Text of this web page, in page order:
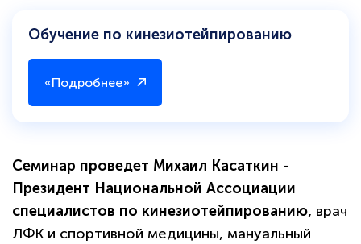
Обучение по кинезиотейпированию
«Подробнее»
Семинар проведет Михаил Касаткин -
Президент Национальной Ассоциации
специалистов по кинезиотейпированию, врач
ЛФК и спортивной медицины, мануальный